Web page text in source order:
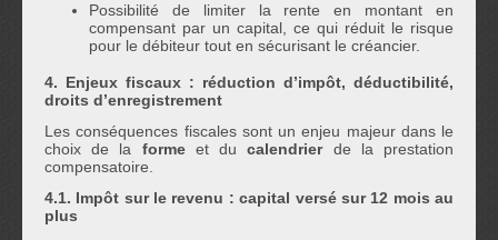
Possibilité de limiter la rente en montant en
compensant par un capital, ce qui réduit le risque
pour le débiteur tout en sécurisant le créancier.
4. Enjeux fiscaux : réduction d’impôt, déductibilité,
droits d’enregistrement
Les conséquences fiscales sont un enjeu majeur dans le
choix de la formeet ducalendrierde la prestation
compensatoire.
4.1. Impôt sur le revenu : capital versé sur 12 mois au
plus